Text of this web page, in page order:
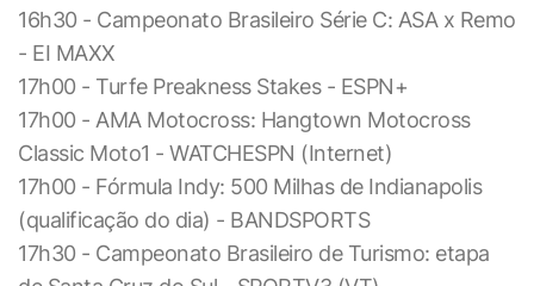
16h30 - Campeonato Brasileiro Série C: ASA x Remo
- EI MAXX
17h00 - Turfe Preakness Stakes - ESPN+
17h00 - AMA Motocross: Hangtown Motocross
Classic Moto1 - WATCHESPN (Internet)
17h00 - Fórmula Indy: 500 Milhas de Indianapolis
(qualificação do dia) - BANDSPORTS
17h30 - Campeonato Brasileiro de Turismo: etapa